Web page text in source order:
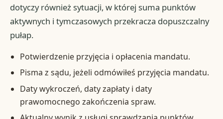
dotyczy również sytuacji, w której suma punktów
aktywnych i tymczasowych przekracza dopuszczalny
pułap.
Potwierdzenie przyjęcia i opłacenia mandatu.
Pisma z sądu, jeżeli odmówiłeś przyjęcia mandatu.
Daty wykroczeń, daty zapłaty i daty
prawomocnego zakończenia spraw.